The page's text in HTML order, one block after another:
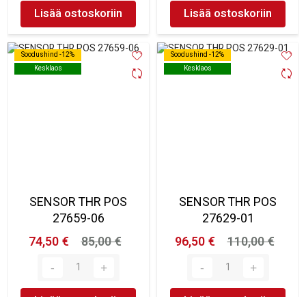
Lisää ostoskoriin Lisää ostoskoriin
Soodushind -12%
Kesklaos
Soodushind -12%
Kesklaos
SENSOR THR POS
27659-06
74,50 €
85,00 €
Soodushind -12%
Kesklaos
Soodushind -12%
Kesklaos
SENSOR THR POS
27629-01
96,50 €
110,00 €